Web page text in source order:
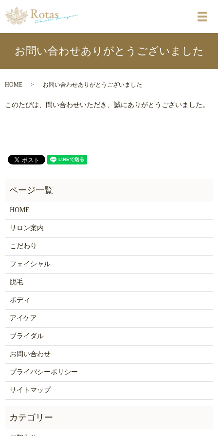
メ
お問い合わせありがとうございました
HOME お問い合わせありがとうございました
このたびは、問い合わせいただき、誠にありがとうございました。
HOME
サロン案内
こだわり
フェイシャル
脱毛
ボディ
アイケア
ブライダル
お問い合わせ
プライバシーポリシー
サイトマップ